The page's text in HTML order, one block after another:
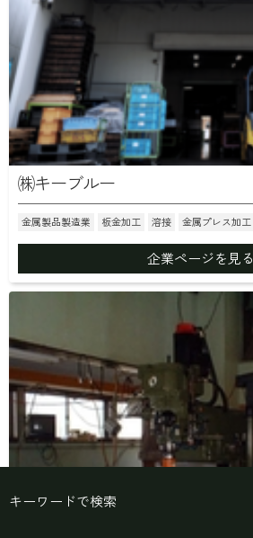
㈱キーブルー
金属製品製造業 板金加工 溶接 金属プレス加工
企業ページを見る
キーワードで検索